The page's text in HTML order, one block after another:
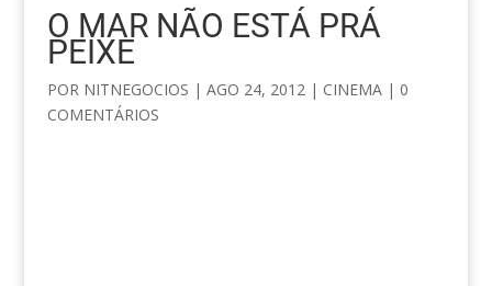
O MAR NÃO ESTÁ PRÁ
PEIXE
POR NITNEGOCIOS | AGO 24, 2012| CINEMA| 0
COMENTÁRIOS